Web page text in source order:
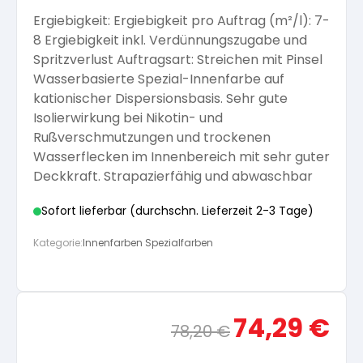
Öle für Außen
Pflege und Reinigung
Versiegelung für Beton
Pflege
Kalkfarben
Anti Schimmelfarbe
Isolierfarben
Latexfarben
Silikatfarben
Pflege und Reinigung
Spezialprodukte
Arbeitshandschuhe
Dichtmassen
Farbwalzen
Schleifmittel
Ergiebigkeit: Ergiebigkeit pro Auftrag (m²/l): 7-
8 Ergiebigkeit inkl. Verdünnungszugabe und
Spritzverlust Auftragsart: Streichen mit Pinsel
Wasserbasierte Spezial-Innenfarbe auf
kationischer Dispersionsbasis. Sehr gute
Isolierwirkung bei Nikotin- und
Rußverschmutzungen und trockenen
Wasserflecken im Innenbereich mit sehr guter
Deckkraft. Strapazierfähig und abwaschbar
Sofort lieferbar (durchschn. Lieferzeit 2-3 Tage)
Kategorie:Innenfarben Spezialfarben
78,20€
Ursprünglicher
Preis
74,29 €